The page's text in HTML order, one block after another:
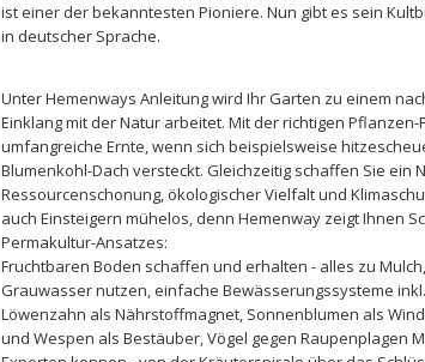
ist einer der bekanntesten Pioniere. Nun gibt es sein
in deutscher Sprache.
Unter Hemenways Anleitung wird Ihr Garten zu einem
Einklang mit der Natur arbeitet. Mit der richtigen
umfangreiche Ernte, wenn sich beispielsweise
Blumenkohl-Dach versteckt. Gleichzeitig schaffen Sie ein
Ressourcenschonung, ökologischer Vielfalt und
auch Einsteigern mühelos, denn Hemenway zeigt Ihnen
Permakultur-Ansatzes:
Fruchtbaren Boden schaffen und erhalten - alles zu
Grauwasser nutzen, einfache Bewässerungssysteme
Löwenzahn als Nährstoffmagnet, Sonnenblumen als
und Wespen als Bestäuber, Vögel gegen Raupenplagen